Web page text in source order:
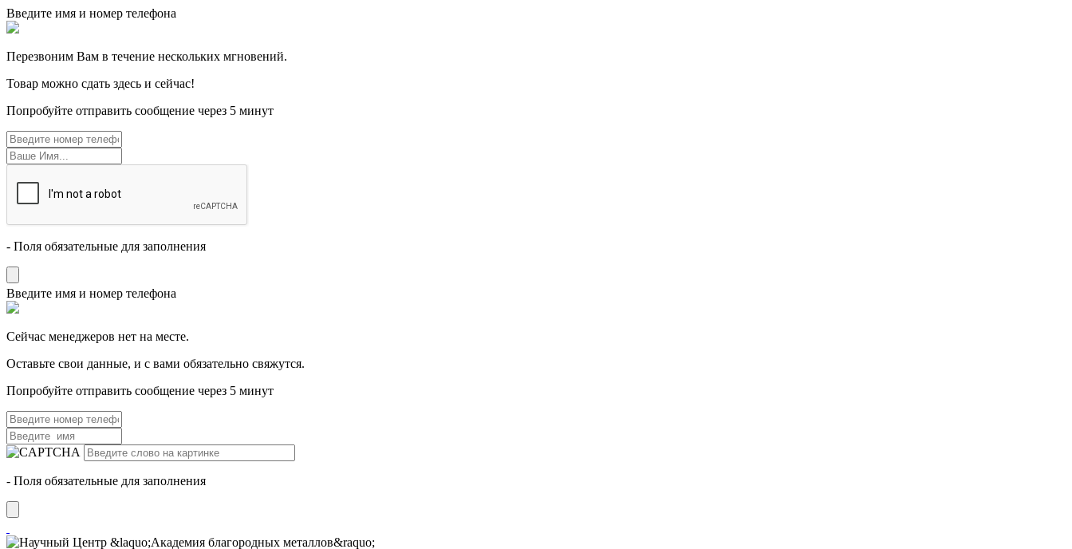
Введите имя и номер телефона
Перезвоним Вам в течение нескольких мгновений.
Товар можно сдать здесь и сейчас!
Попробуйте отправить сообщение через 5 минут
- Поля обязательные для заполнения
Введите имя и номер телефона
Cейчас менеджеров нет на месте.
Оставьте свои данные, и с вами обязательно свяжутся.
Попробуйте отправить сообщение через 5 минут
- Поля обязательные для заполнения